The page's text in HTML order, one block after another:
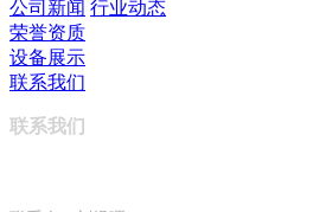
公司新闻 行业动态
荣誉资质
设备展示
联系我们
联系我们